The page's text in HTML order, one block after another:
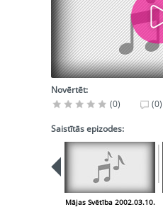
Novērtēt:
(0)
(0)
Saistītās epizodes:
Mājas Svētība 2002.03.10.